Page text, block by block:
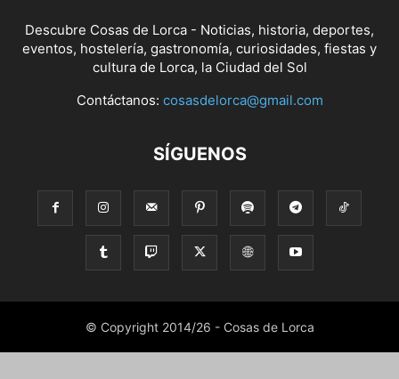
Descubre Cosas de Lorca - Noticias, historia, deportes,
eventos, hostelería, gastronomía, curiosidades, fiestas y
cultura de Lorca, la Ciudad del Sol
Contáctanos: cosasdelorca@gmail.com
SÍGUENOS
© Copyright 2014/26 - Cosas de Lorca